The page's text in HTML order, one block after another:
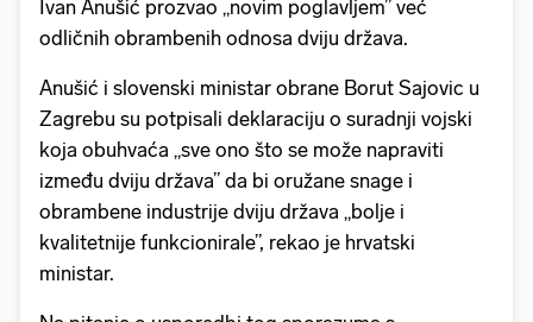
Ivan Anušić prozvao „novim poglavljem” već
odličnih obrambenih odnosa dviju država.
Anušić i slovenski ministar obrane Borut Sajovic u
Zagrebu su potpisali deklaraciju o suradnji vojski
koja obuhvaća „sve ono što se može napraviti
između dviju država” da bi oružane snage i
obrambene industrije dviju država „bolje i
kvalitetnije funkcionirale”, rekao je hrvatski
ministar.